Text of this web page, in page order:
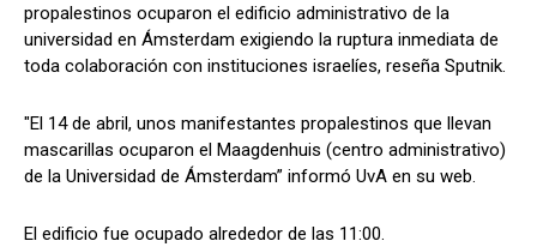
propalestinos ocuparon el edificio administrativo de la
universidad en Ámsterdam exigiendo la ruptura inmediata de
toda colaboración con instituciones israelíes, reseña Sputnik.
"El 14 de abril, unos manifestantes propalestinos que llevan
mascarillas ocuparon el Maagdenhuis (centro administrativo)
de la Universidad de Ámsterdam” informó UvA en su web.
El edificio fue ocupado alrededor de las 11:00.